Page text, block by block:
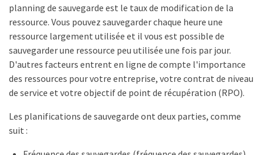
planning de sauvegarde est le taux de modification de la
ressource. Vous pouvez sauvegarder chaque heure une
ressource largement utilisée et il vous est possible de
sauvegarder une ressource peu utilisée une fois par jour.
D'autres facteurs entrent en ligne de compte l'importance
des ressources pour votre entreprise, votre contrat de niveau
de service et votre objectif de point de récupération (RPO).
Les planifications de sauvegarde ont deux parties, comme
suit :